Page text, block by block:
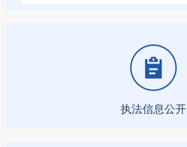
执法信息公开